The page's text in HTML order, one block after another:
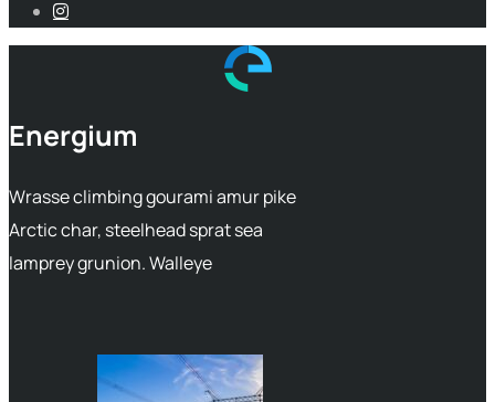
Energium
Wrasse climbing gourami amur pike
Arctic char, steelhead sprat sea
lamprey grunion. Walleye